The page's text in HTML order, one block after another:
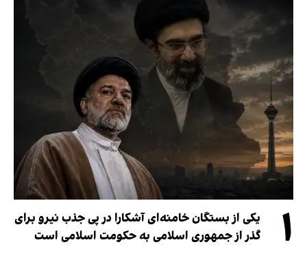
۱
یکی از بستگان خامنه‌ای آشکارا در پی جذب نیرو برای
گذر از جمهوری اسلامی به حکومت اسلامی است